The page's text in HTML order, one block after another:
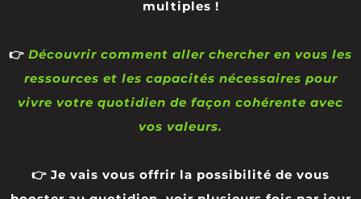
multiples !
👉 Découvrir comment aller chercher en vous les
ressources et les capacités nécessaires pour
vivre votre quotidien de façon cohérente avec
vos valeurs.
👉 Je vais vous offrir la possibilité de vous